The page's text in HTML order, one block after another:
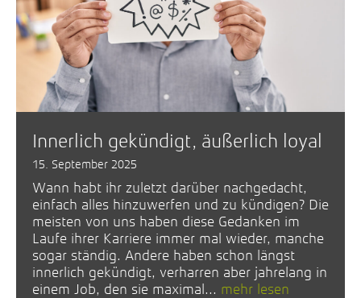
Innerlich gekündigt, äußerlich loyal
15. September 2025
Wann habt ihr zuletzt darüber nachgedacht,
einfach alles hinzuwerfen und zu kündigen? Die
meisten von uns haben diese Gedanken im
Laufe ihrer Karriere immer mal wieder, manche
sogar ständig. Andere haben schon längst
innerlich gekündigt, verharren aber jahrelang in
einem Job, den sie maximal... mehr lesen